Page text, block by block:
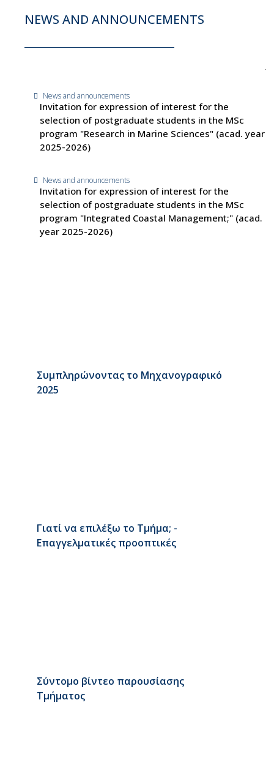
NEWS AND ANNOUNCEMENTS
News and announcements
Invitation for expression of interest for the
selection of postgraduate students in the MSc
program "Research in Marine Sciences" (acad. year
2025-2026)
News and announcements
Invitation for expression of interest for the
selection of postgraduate students in the MSc
program "Integrated Coastal Management;" (acad.
year 2025-2026)
Συμπληρώνοντας το Μηχανογραφικό
2025
Γιατί να επιλέξω το Τμήμα; -
Επαγγελματικές προοπτικές
Σύντομο βίντεο παρουσίασης
Τμήματος